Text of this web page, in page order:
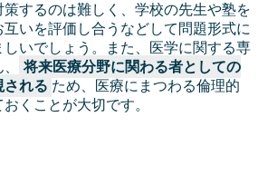
するのは難しく、学校の先生や塾を
いを評価し合うなどして問題形式に
いでしょう。また、医学に関する専
将来医療分野に関わる者としての
される ため、医療にまつわる倫理的
くことが大切です。